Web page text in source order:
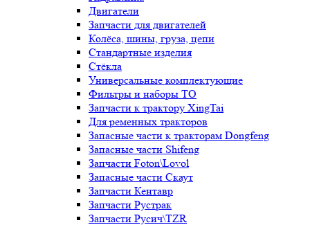
Двигатели
Запчасти для двигателей
Колёса, шины, груза, цепи
Стандартные изделия
Стёкла
Универсальные комплектующие
Фильтры и наборы ТО
Запчасти к трактору XingTai
Для ременных тракторов
Запасные части к тракторам Dongfeng
Запасные части Shifeng
Запчасти Foton\Lovol
Запасные части Скаут
Запчасти Кентавр
Запчасти Рустрак
Запчасти Русич\TZR